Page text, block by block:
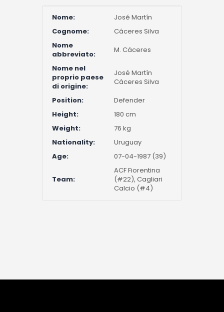
Nome:
José Martín
Cognome:
Cáceres Silva
Nome
abbreviato:
M. Cáceres
Nome nel
proprio paese
di origine:
José Martín
Cáceres Silva
Position:
Defender
Height:
180 cm
Weight:
76 kg
Nationality:
Uruguay
Age:
07-04-1987 (39)
Team:
ACF Fiorentina
(#22), Cagliari
Calcio (#4)